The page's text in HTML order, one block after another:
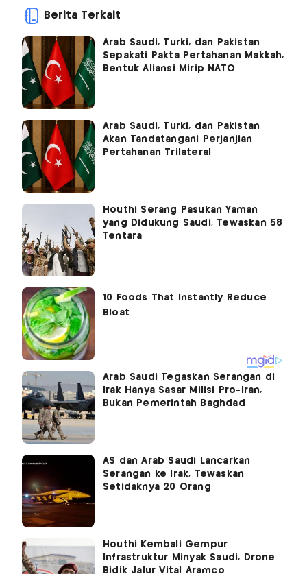
Berita Terkait
Arab Saudi, Turki, dan Pakistan
Sepakati Pakta Pertahanan Makkah,
Bentuk Aliansi Mirip NATO
Arab Saudi, Turki, dan Pakistan
Akan Tandatangani Perjanjian
Pertahanan Trilateral
Houthi Serang Pasukan Yaman
yang Didukung Saudi, Tewaskan 58
Tentara
Arab Saudi Tegaskan Serangan di
Irak Hanya Sasar Milisi Pro-Iran,
Bukan Pemerintah Baghdad
AS dan Arab Saudi Lancarkan
Serangan ke Irak, Tewaskan
Setidaknya 20 Orang
Houthi Kembali Gempur
Infrastruktur Minyak Saudi, Drone
Bidik Jalur Vital Aramco